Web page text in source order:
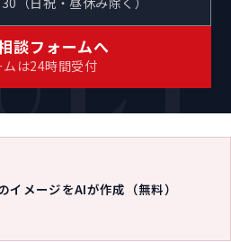
談フォームへ
ムは24時間受付
メージをAIが作成（無料）